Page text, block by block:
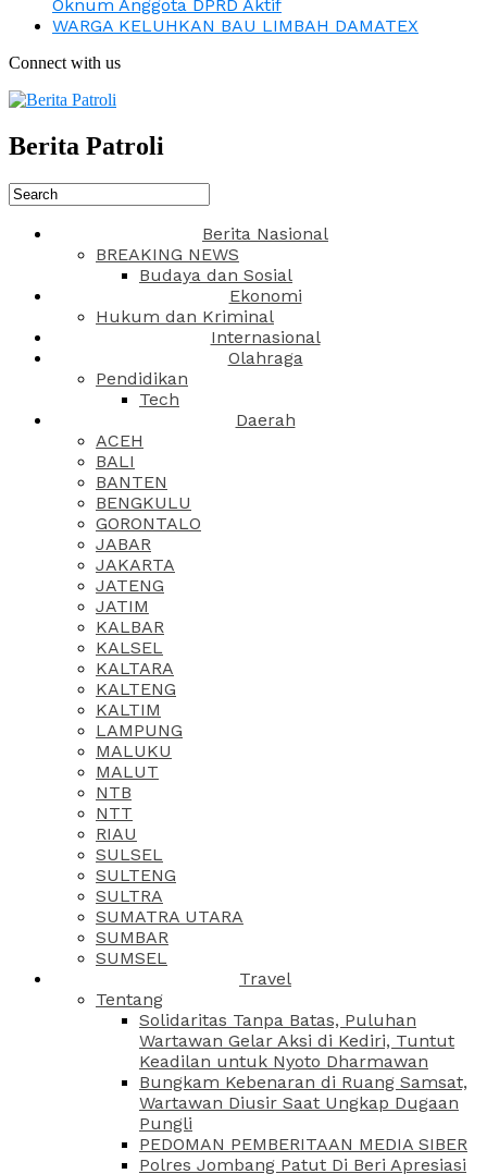
Oknum Anggota DPRD Aktif
WARGA KELUHKAN BAU LIMBAH DAMATEX
Connect with us
Berita Patroli
Berita Nasional
BREAKING NEWS
Budaya dan Sosial
Ekonomi
Hukum dan Kriminal
Internasional
Olahraga
Pendidikan
Tech
Daerah
ACEH
BALI
BANTEN
BENGKULU
GORONTALO
JABAR
JAKARTA
JATENG
JATIM
KALBAR
KALSEL
KALTARA
KALTENG
KALTIM
LAMPUNG
MALUKU
MALUT
NTB
NTT
RIAU
SULSEL
SULTENG
SULTRA
SUMATRA UTARA
SUMBAR
SUMSEL
Travel
Tentang
Solidaritas Tanpa Batas, Puluhan
Wartawan Gelar Aksi di Kediri, Tuntut
Keadilan untuk Nyoto Dharmawan
Bungkam Kebenaran di Ruang Samsat,
Wartawan Diusir Saat Ungkap Dugaan
Pungli
PEDOMAN PEMBERITAAN MEDIA SIBER
Polres Jombang Patut Di Beri Apresiasi